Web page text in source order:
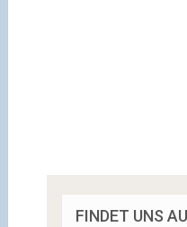
FINDET UNS